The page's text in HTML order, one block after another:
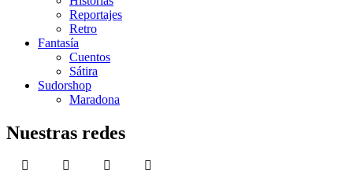
Reportajes
Retro
Fantasía
Cuentos
Sátira
Sudorshop
Maradona
Nuestras redes